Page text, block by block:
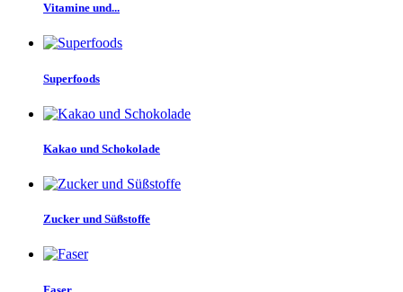
Vitamine und...
Superfoods
Kakao und Schokolade
Zucker und Süßstoffe